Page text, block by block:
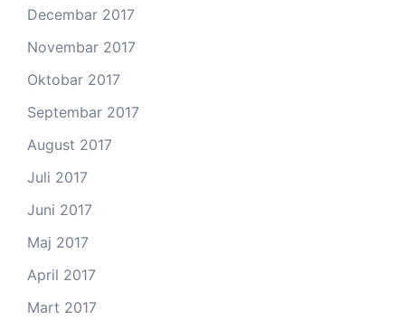
Decembar 2017
Novembar 2017
Oktobar 2017
Septembar 2017
August 2017
Juli 2017
Juni 2017
Maj 2017
April 2017
Mart 2017